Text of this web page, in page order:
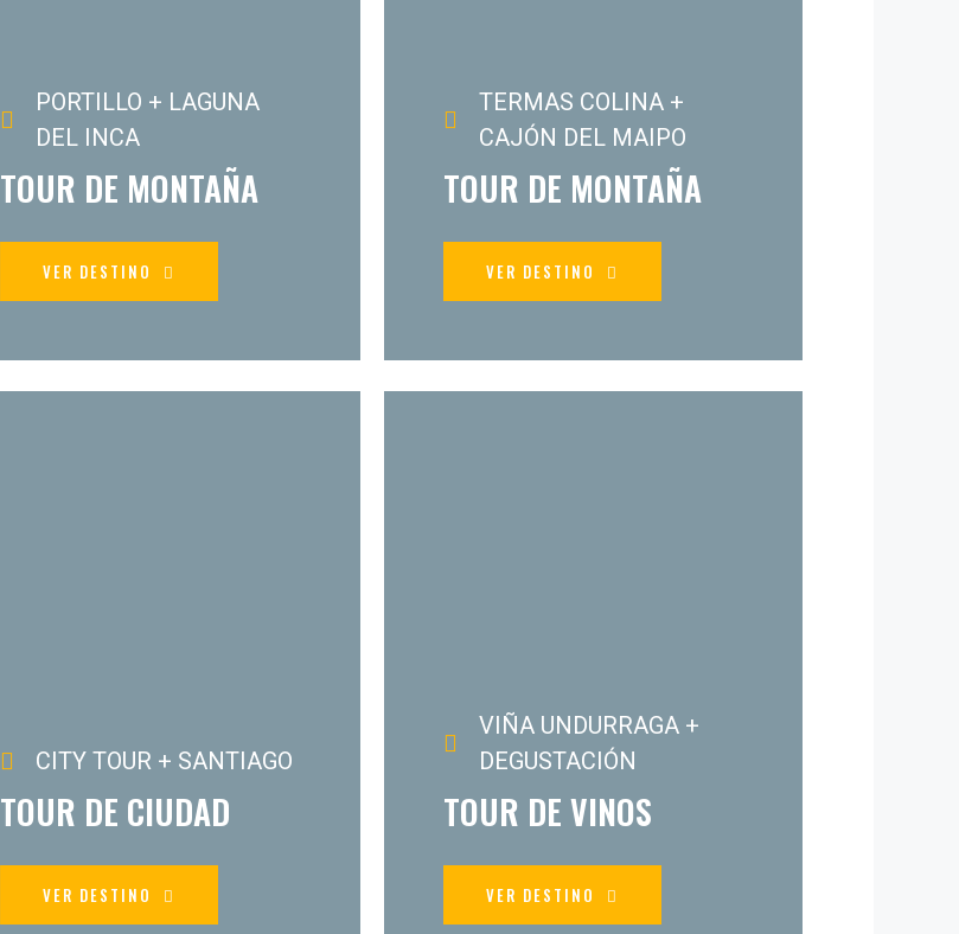
PORTILLO + LAGUNA
DEL INCA
TOUR DE MONTAÑA
VER DESTINO
TERMAS COLINA +
CAJÓN DEL MAIPO
TOUR DE MONTAÑA
VER DESTINO
CITY TOUR + SANTIAGO
TOUR DE CIUDAD
VER DESTINO
VIÑA UNDURRAGA +
DEGUSTACIÓN
TOUR DE VINOS
VER DESTINO